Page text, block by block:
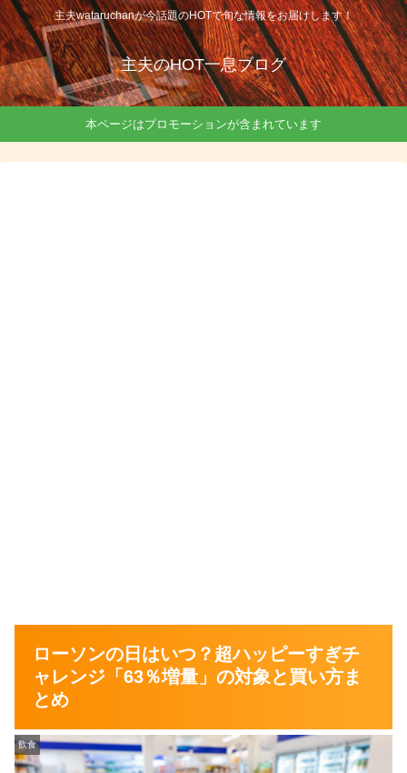
主夫wataruchanが今話題のHOTで旬な情報をお届けします！
主夫のHOT一息ブログ
本ページはプロモーションが含まれています
ローソンの日はいつ？超ハッピーすぎチ
ャレンジ「63％増量」の対象と買い方ま
とめ
飲食